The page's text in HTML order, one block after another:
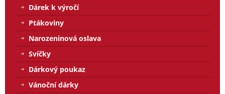
Dárek k výročí
Ptákoviny
Narozeninová oslava
Svíčky
Dárkový poukaz
Vánoční dárky